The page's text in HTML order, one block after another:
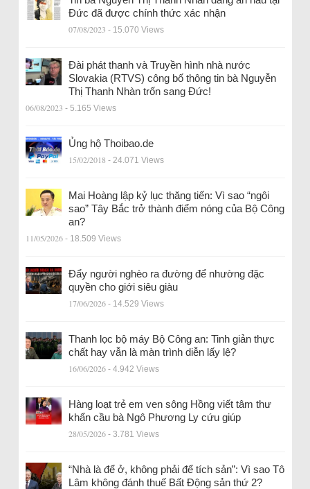
Đức đã được chính thức xác nhận
07/08/2023 - 15.070 Views
Đài phát thanh và Truyền hình nhà nước
Slovakia (RTVS) công bố thông tin bà Nguyễn
Thị Thanh Nhàn trốn sang Đức!
06/08/2023 - 5.165 Views
Ủng hộ Thoibao.de
15/02/2018 - 24.071 Views
Mai Hoàng lập kỷ lục thăng tiến: Vì sao “ngôi
sao” Tây Bắc trở thành điểm nóng của Bộ Công
an?
11/05/2026 - 18.509 Views
Đẩy người nghèo ra đường để nhường đặc
quyền cho giới siêu giàu
17/06/2026 - 14.529 Views
Thanh lọc bộ máy Bộ Công an: Tinh giản thực
chất hay vẫn là màn trình diễn lấy lệ?
16/06/2026 - 4.942 Views
Hàng loạt trẻ em ven sông Hồng viết tâm thư
khẩn cầu bà Ngô Phương Ly cứu giúp
28/05/2026 - 3.781 Views
“Nhà là để ở, không phải để tích sản”: Vì sao Tô
Lâm không đánh thuế Bất Động sản thứ 2?